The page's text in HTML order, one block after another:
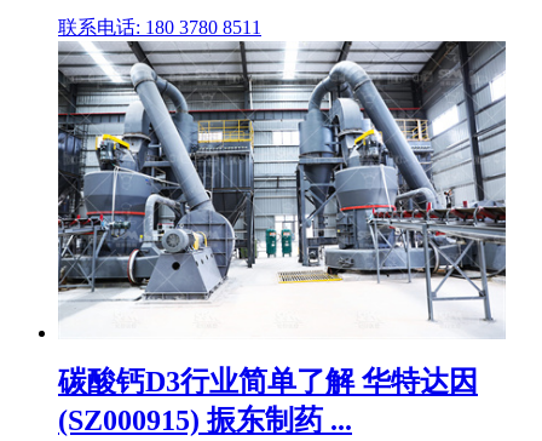
联系电话: 180 3780 8511
碳酸钙D3行业简单了解 华特达因
(SZ000915) 振东制药 ...